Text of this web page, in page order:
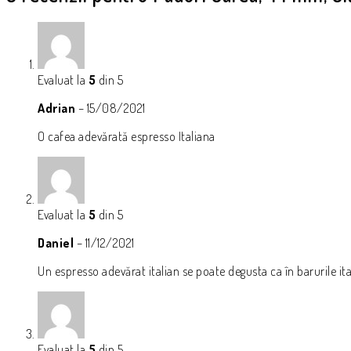
Evaluat la 5 din 5
Adrian – 15/08/2021
O cafea adevărată espresso Italiana
Evaluat la 5 din 5
Daniel – 11/12/2021
Un espresso adevărat italian se poate degusta ca în barurile